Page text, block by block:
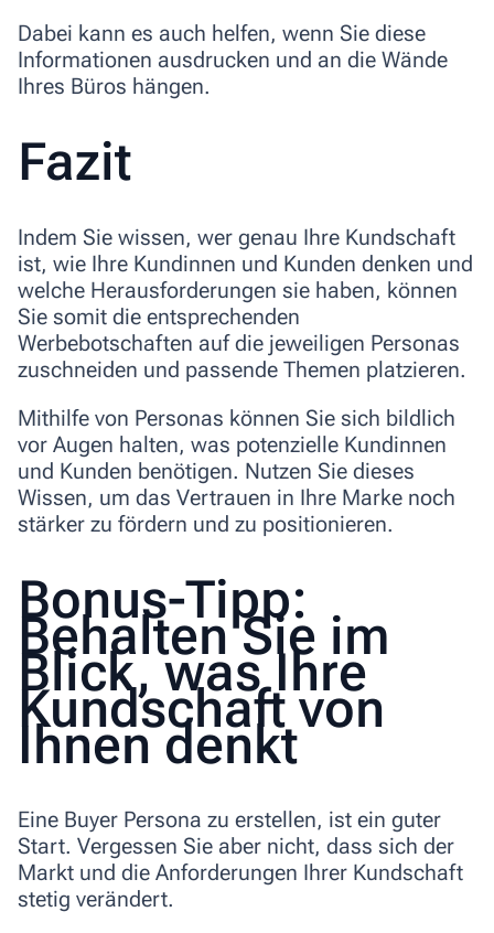
Dabei kann es auch helfen, wenn Sie diese
Informationen ausdrucken und an die Wände
Ihres Büros hängen.
Fazit
Indem Sie wissen, wer genau Ihre Kundschaft
ist, wie Ihre Kundinnen und Kunden denken und
welche Herausforderungen sie haben, können
Sie somit die entsprechenden
Werbebotschaften auf die jeweiligen Personas
zuschneiden und passende Themen platzieren.
Mithilfe von Personas können Sie sich bildlich
vor Augen halten, was potenzielle Kundinnen
und Kunden benötigen. Nutzen Sie dieses
Wissen, um das Vertrauen in Ihre Marke noch
stärker zu fördern und zu positionieren.
Bonus-Tipp:
Behalten Sie im
Blick, was Ihre
Kundschaft von
Ihnen denkt
Eine Buyer Persona zu erstellen, ist ein guter
Start. Vergessen Sie aber nicht, dass sich der
Markt und die Anforderungen Ihrer Kundschaft
stetig verändert.